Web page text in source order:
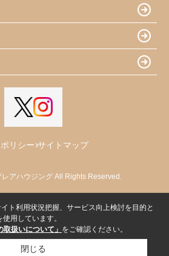
リシー サイトマップ
アハウジング All Rights Reserved.
ト利用状況把握、サービス向上検討を目的と
用しています。
取扱いについて」 をご確認ください。
閉じる